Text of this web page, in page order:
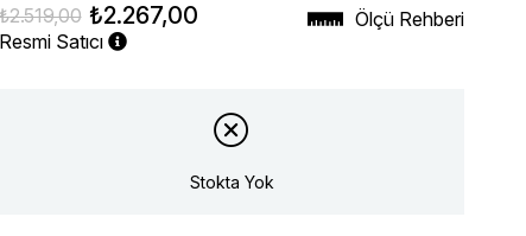
₺2.519,00 ₺2.267,00
Resmi Satıcı
Ölçü Rehberi
Stokta Yok